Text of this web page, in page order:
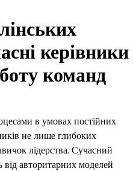
керівники
команд
в умовах постійних
не лише глибоких
лідерства. Сучасний
авторитарних моделей